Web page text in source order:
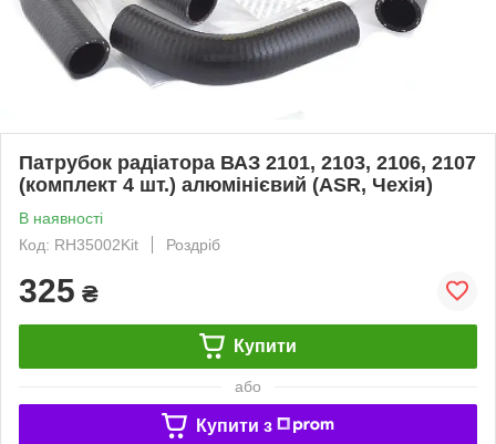
Патрубок радіатора ВАЗ 2101, 2103, 2106, 2107
(комплект 4 шт.) алюмінієвий (ASR, Чехія)
В наявності
Код: RH35002Kit
Роздріб
325 ₴
Купити
або
Купити з